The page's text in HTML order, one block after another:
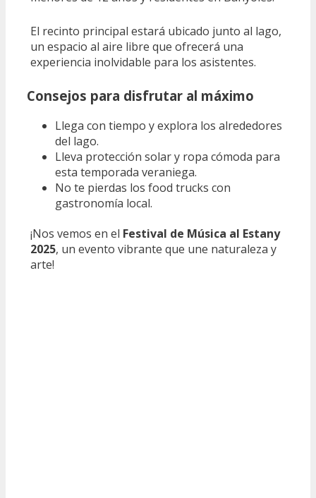
El recinto principal estará ubicado junto al lago,
un espacio al aire libre que ofrecerá una
experiencia inolvidable para los asistentes.
Consejos para disfrutar al máximo
Llega con tiempo y explora los alrededores
del lago.
Lleva protección solar y ropa cómoda para
esta temporada veraniega.
No te pierdas los food trucks con
gastronomía local.
¡Nos vemos en el Festival de Música al Estany
2025, un evento vibrante que une naturaleza y
arte!